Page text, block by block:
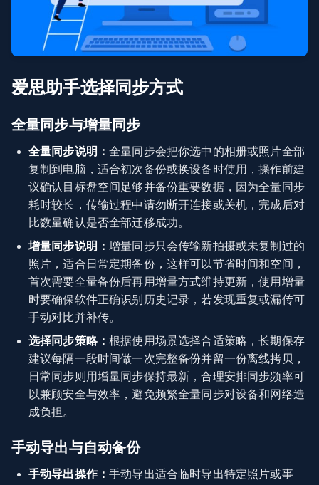
爱思助手选择同步方式
全量同步与增量同步
全量同步说明：全量同步会把你选中的相册或照片全部
复制到电脑，适合初次备份或换设备时使用，操作前建
议确认目标盘空间足够并备份重要数据，因为全量同步
耗时较长，传输过程中请勿断开连接或关机，完成后对
比数量确认是否全部迁移成功。
增量同步说明：增量同步只会传输新拍摄或未复制过的
照片，适合日常定期备份，这样可以节省时间和空间，
首次需要全量备份后再用增量方式维持更新，使用增量
时要确保软件正确识别历史记录，若发现重复或漏传可
手动对比并补传。
选择同步策略：根据使用场景选择合适策略，长期保存
建议每隔一段时间做一次完整备份并留一份离线拷贝，
日常同步则用增量同步保持最新，合理安排同步频率可
以兼顾安全与效率，避免频繁全量同步对设备和网络造
成负担。
手动导出与自动备份
手动导出操作：手动导出适合临时导出特定照片或事